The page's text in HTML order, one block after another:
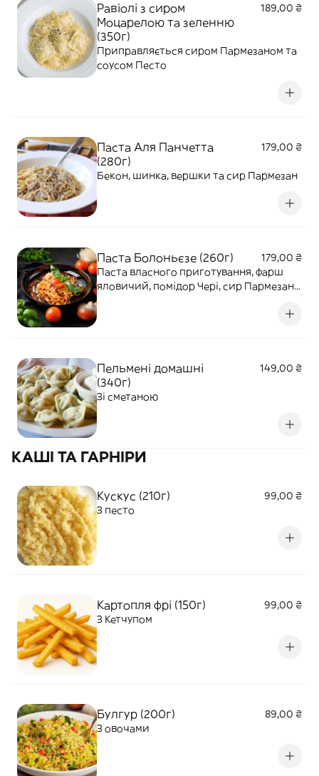
Равіолі з сиром
Моцарелою та зеленню
(350г)
189,00 ₴
Приправляється сиром Пармезаном та
соусом Песто
Паста Аля Панчетта
(280г)
179,00 ₴
Бекон, шинка, вершки та сир Пармезан
Паста Болоньєзе (260г)
179,00 ₴
Паста власного приготування, фарш
яловичий, помідор Чері, сир Пармезан,
Пельмені домашні
(340г)
149,00 ₴
Зі сметаною
КАШІ ТА ГАРНІРИ
Кускус (210г)
99,00 ₴
З песто
Картопля фрі (150г)
99,00 ₴
З Кетчупом
Булгур (200г)
89,00 ₴
З овочами